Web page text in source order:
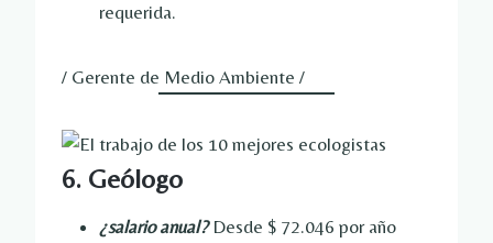
requerida.
/ Gerente de Medio Ambiente /
6. Geólogo
¿salario anual?Desde $ 72.046 por año